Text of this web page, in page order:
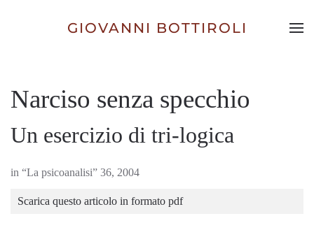
Skip to main content
GIOVANNI BOTTIROLI
Narciso senza specchio
Un esercizio di tri-logica
in “La psicoanalisi” 36, 2004
Scarica questo articolo in formato pdf